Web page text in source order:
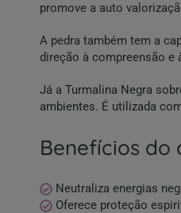
promove a auto
A pedra também tem a
direção à compreensão e
Já a Turmalina Negra
ambientes. É utilizada
benefícios
Neutraliza energias
Oferece proteção